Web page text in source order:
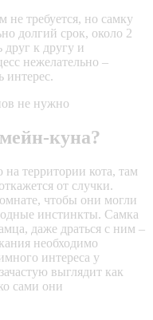
не требуется, но самку
долгий срок, около 2
к другу и
нежелательно –
интерес.
куна?
территории кота, там
от случки.
чтобы они могли
инстинкты. Самка
даже драться с ним –
необходимо
интереса у
выглядит как
сами они